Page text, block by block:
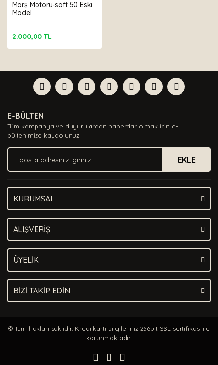
Marş Motoru-soft 50 Eskı
Model
2.000,00 TL
E-BÜLTEN
Tüm kampanya ve duyurulardan haberdar olmak için e-
bültenimize kaydolunuz.
EKLE
KURUMSAL
ALIŞVERİŞ
ÜYELİK
BİZİ TAKİP EDİN
© Tüm hakları saklıdır. Kredi kartı bilgileriniz 256bit SSL sertifikası ile
korunmaktadır.